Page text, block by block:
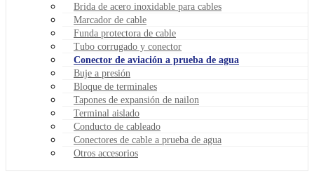
Brida de acero inoxidable para cables
Marcador de cable
Funda protectora de cable
Tubo corrugado y conector
Conector de aviación a prueba de agua
Buje a presión
Bloque de terminales
Tapones de expansión de nailon
Terminal aislado
Conducto de cableado
Conectores de cable a prueba de agua
Otros accesorios